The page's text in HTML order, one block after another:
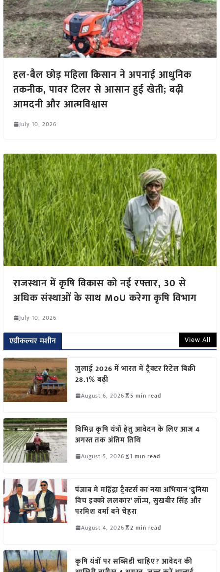
हल-बैल छोड़ महिला किसान ने अपनाई आधुनिक
तकनीक, पावर टिलर से आसान हुई खेती; बढ़ी
आमदनी और आत्मविश्वास
July 10, 2026
राजस्थान में कृषि विकास को नई रफ्तार, 30 से
अधिक संस्थाओं के साथ MoU करेगा कृषि विभाग
July 10, 2026
एग्रीकल्चर मशीन View All
जुलाई 2026 में भारत में ट्रैक्टर रिटेल बिक्री
28.1% बढ़ी
August 6, 2026 5 min read
विभिन्न कृषि यंत्रों हेतु आवेदन के लिए आज 4
अगस्त तक अंतिम तिथि
August 5, 2026 1 min read
पंजाब में महिंद्रा ट्रैक्टर्स का नया अभियान ‘दुनिया
विच इक्को ललकार’ लॉन्च, सुखबीर सिंह और
परमिश वर्मा बने चेहरा
August 4, 2026 2 min read
कृषि यंत्रों पर सब्सिडी चाहिए? आवेदन की